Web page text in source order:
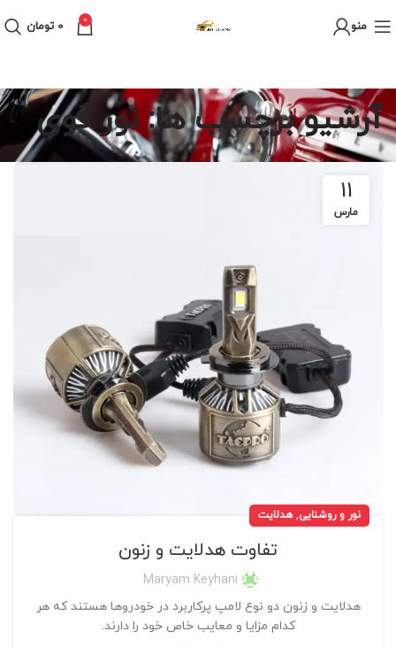
منو 0
0 تومان
آرشیو برچسب ها: نور قوی
11
مارس
نور و روشنایی,هدلایت
تفاوت هدلایت و زنون
Maryam Keyhani
هدلایت و زنون دو نوع لامپ پرکاربرد در خودروها هستند که هر
کدام مزایا و معایب خاص خود را دارند.